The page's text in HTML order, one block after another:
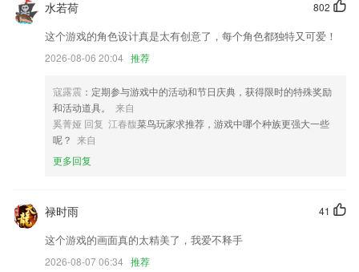
改进用户反馈的问题
支持御2行业进阶版
优化教育培育
正观15秒小视频优化；
新增自动指令
新增摇一摇叫车功能。
联系我们
优化修改。
802
水若荷
这个游戏的角色设计真是太有创意了，每个角色都独特又可爱！
2026-08-06 20:04 推荐
寇露震 ：定期参与游戏中的活动和节日庆典，获得限时的特殊奖励
和活动道具。
来自
奚菁娅 回复 江春馥菜鸟玩家求推荐，游戏中哪个种族更强大一些
呢？ 来自
更多回复
41
禄时雨
这个游戏的画面真的太精美了，我爱不释手
2026-08-07 06:34 推荐